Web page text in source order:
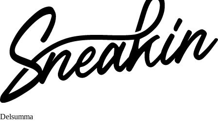
Delsumma